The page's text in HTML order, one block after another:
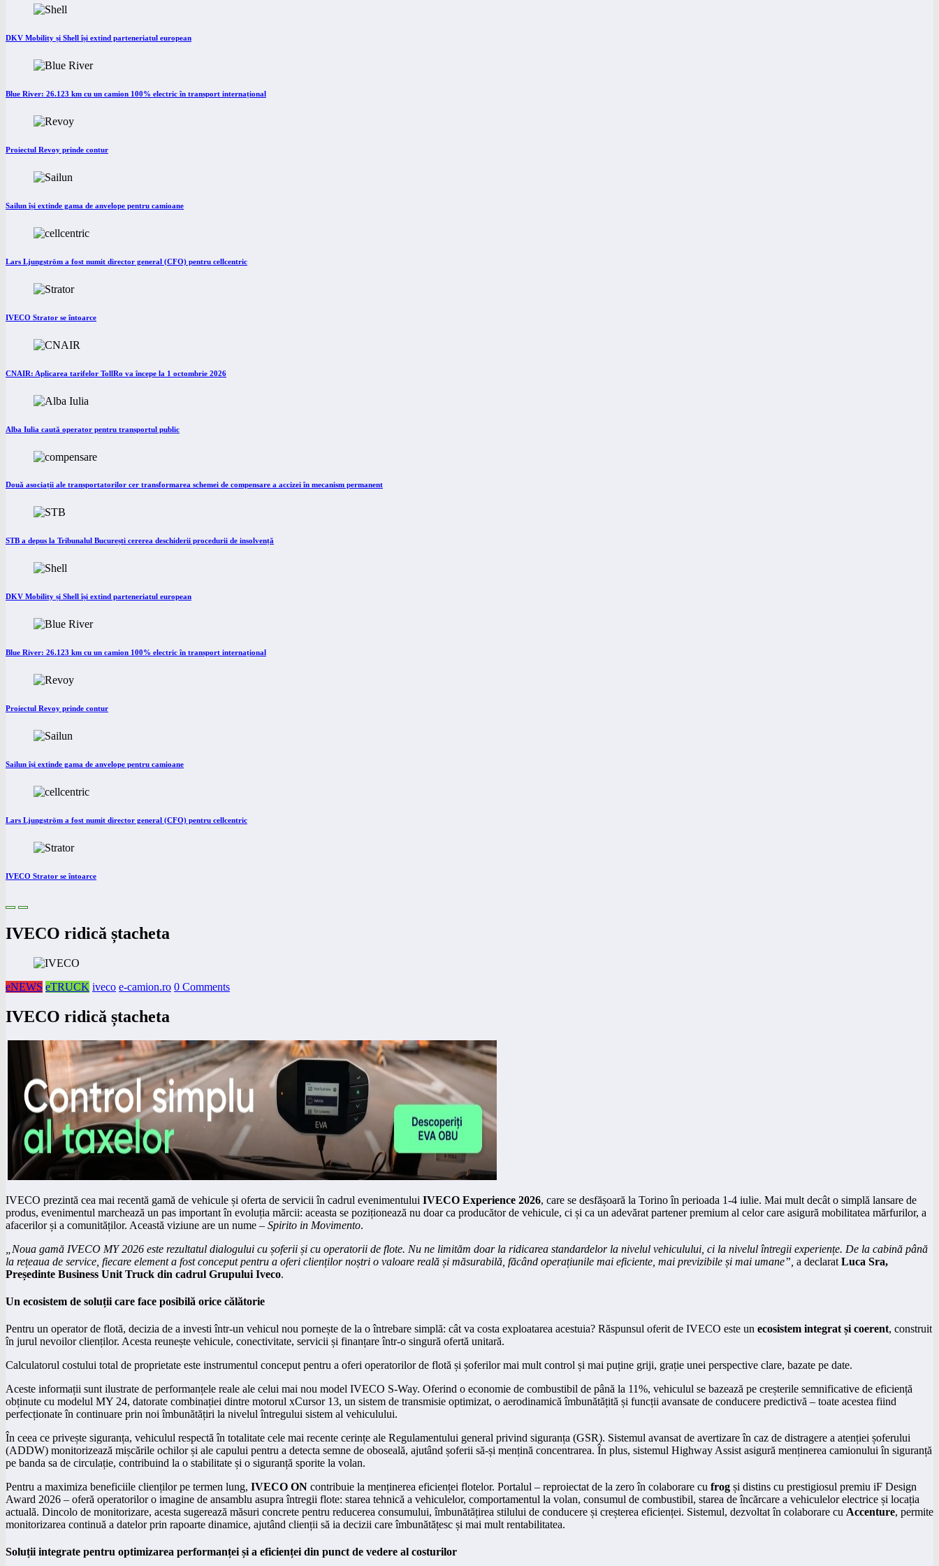
DKV Mobility și Shell își extind parteneriatul european
Blue River: 26.123 km cu un camion 100% electric în transport internațional
Proiectul Revoy prinde contur
Sailun își extinde gama de anvelope pentru camioane
Lars Ljungström a fost numit director general (CFO) pentru cellcentric
IVECO Strator se întoarce
CNAIR: Aplicarea tarifelor TollRo va începe la 1 octombrie 2026
Alba Iulia caută operator pentru transportul public
Două asociații ale transportatorilor cer transformarea schemei de compensare a accizei în mecanism permanent
STB a depus la Tribunalul București cererea deschiderii procedurii de insolvență
DKV Mobility și Shell își extind parteneriatul european
Blue River: 26.123 km cu un camion 100% electric în transport internațional
Proiectul Revoy prinde contur
Sailun își extinde gama de anvelope pentru camioane
Lars Ljungström a fost numit director general (CFO) pentru cellcentric
IVECO Strator se întoarce
IVECO ridică ștacheta
eNEWS eTRUCK iveco e-camion.ro 0 Comments
IVECO ridică ștacheta
IVECO prezintă cea mai recentă gamă de vehicule și oferta de servicii în cadrul evenimentului IVECO Experience 2026, care se desfășoară la Torino în perioada 1-4 iulie. Mai mult decât o simplă lansare de
produs, evenimentul marchează un pas important în evoluția mărcii: aceasta se poziționează nu doar ca producător de vehicule, ci și ca un adevărat partener premium al celor care asigură mobilitatea mărfurilor, a
afacerilor și a comunităților. Această viziune are un nume – Spirito in Movimento.
„Noua gamă IVECO MY 2026 este rezultatul dialogului cu șoferii și cu operatorii de flote. Nu ne limităm doar la ridicarea standardelor la nivelul vehiculului, ci la nivelul întregii experiențe. De la cabină până
la rețeaua de service, fiecare element a fost conceput pentru a oferi clienților noștri o valoare reală și măsurabilă, făcând operațiunile mai eficiente, mai previzibile și mai umane”, a declarat Luca Sra,
Președinte Business Unit Truck din cadrul Grupului Iveco.
Un ecosistem de soluții care face posibilă orice călătorie
Pentru un operator de flotă, decizia de a investi într-un vehicul nou pornește de la o întrebare simplă: cât va costa exploatarea acestuia? Răspunsul oferit de IVECO este un ecosistem integrat și coerent, construit
în jurul nevoilor clienților. Acesta reunește vehicule, conectivitate, servicii și finanțare într-o singură ofertă unitară.
Calculatorul costului total de proprietate este instrumentul conceput pentru a oferi operatorilor de flotă și șoferilor mai mult control și mai puține griji, grație unei perspective clare, bazate pe date.
Aceste informații sunt ilustrate de performanțele reale ale celui mai nou model IVECO S‑Way. Oferind o economie de combustibil de până la 11%, vehiculul se bazează pe creșterile semnificative de eficiență
obținute cu modelul MY 24, datorate combinației dintre motorul xCursor 13, un sistem de transmisie optimizat, o aerodinamică îmbunătățită și funcții avansate de conducere predictivă – toate acestea fiind
perfecționate în continuare prin noi îmbunătățiri la nivelul întregului sistem al vehiculului.
În ceea ce privește siguranța, vehiculul respectă în totalitate cele mai recente cerințe ale Regulamentului general privind siguranța (GSR). Sistemul avansat de avertizare în caz de distragere a atenției șoferului
(ADDW) monitorizează mișcările ochilor și ale capului pentru a detecta semne de oboseală, ajutând șoferii să-și mențină concentrarea. În plus, sistemul Highway Assist asigură menținerea camionului în siguranță
pe banda sa de circulație, contribuind la o stabilitate și o siguranță sporite la volan.
Pentru a maximiza beneficiile clienților pe termen lung, IVECO ON contribuie la menținerea eficienței flotelor. Portalul – reproiectat de la zero în colaborare cu frog și distins cu prestigiosul premiu iF Design
Award 2026 – oferă operatorilor o imagine de ansamblu asupra întregii flote: starea tehnică a vehiculelor, comportamentul la volan, consumul de combustibil, starea de încărcare a vehiculelor electrice și locația
actuală. Dincolo de monitorizare, acesta sugerează măsuri concrete pentru reducerea consumului, îmbunătățirea stilului de conducere și creșterea eficienței. Sistemul, dezvoltat în colaborare cu Accenture, permite
monitorizarea continuă a datelor prin rapoarte dinamice, ajutând clienții să ia decizii care îmbunătățesc și mai mult rentabilitatea.
Soluții integrate pentru optimizarea performanței și a eficienței din punct de vedere al costurilor